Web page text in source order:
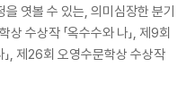
엿볼 수 있는, 의미심장한 분기
수상작 「옥수수와 나」, 제9회
, 제26회 오영수문학상 수상작